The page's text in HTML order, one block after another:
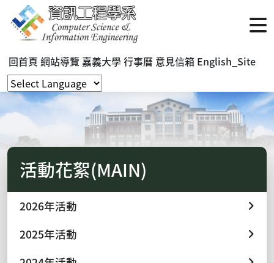
回首頁 網站導覽 嘉義大學行事曆 意見信箱 English_Site
活動花絮(MAIN)
2026年活動
2025年活動